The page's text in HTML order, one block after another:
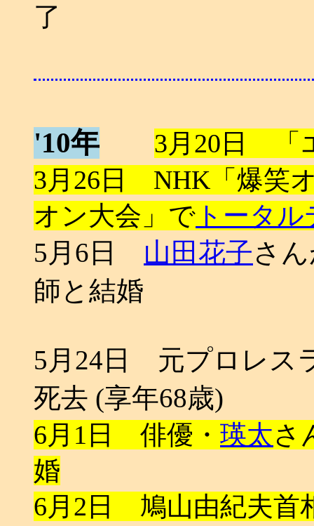
了
'10年
3月20日 「
3月26日 NHK「爆笑
オン大会」で トータ
5月6日 山田花子さ
師と結婚
5月24日 元プロレス
死去 (享年68歳)
6月1日 俳優・ 瑛太さ
婚
6月2日 鳩山由紀夫首